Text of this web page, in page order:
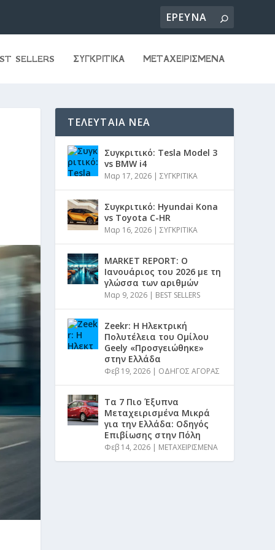
SELLERS ΣΥΓΚΡΙΤΙΚΑ ΜΕΤΑΧΕΙΡΙΣΜΕΝΑ
ΤΕΛΕΥΤΑΙΑ ΝΕΑ
Συγκριτικό: Tesla Model 3
vs BMW i4
Μαρ 17, 2026 |ΣΥΓΚΡΙΤΙΚΑ
Συγκριτικό: Hyundai Kona
vs Toyota C-HR
Μαρ 16, 2026 |ΣΥΓΚΡΙΤΙΚΑ
MARKET REPORT: Ο
Ιανουάριος του 2026 με τη
γλώσσα των αριθμών
Μαρ 9, 2026 | BEST SELLERS
Zeekr: Η Ηλεκτρική
Πολυτέλεια του Ομίλου
Geely «Προσγειώθηκε»
στην Ελλάδα
Φεβ 19, 2026 | ΟΔΗΓΟΣ ΑΓΟΡΑΣ
Τα 7 Πιο Έξυπνα
Μεταχειρισμένα Μικρά
για την Ελλάδα: Οδηγός
Επιβίωσης στην Πόλη
Φεβ 14, 2026 | ΜΕΤΑΧΕΙΡΙΣΜΕΝΑ